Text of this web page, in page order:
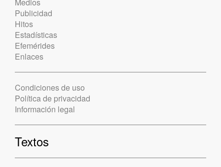
Medios
Publicidad
Hitos
Estadísticas
Efemérides
Enlaces
Condiciones de uso
Política de privacidad
Información legal
Textos